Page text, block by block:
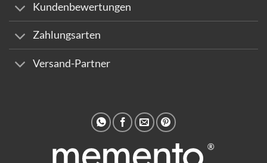
Kundenbewertungen
Zahlungsarten
Versand-Partner